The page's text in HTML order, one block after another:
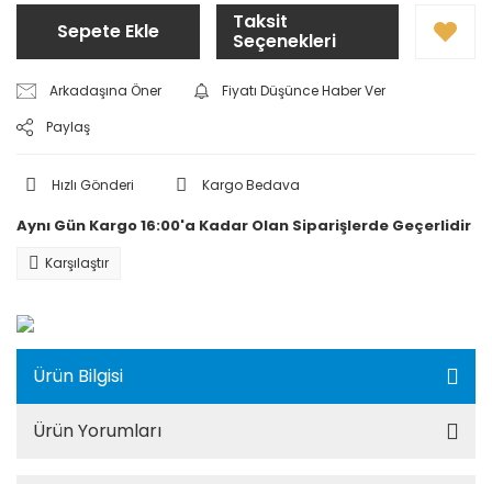
Sepete Ekle Taksit
Seçenekleri
Arkadaşına Öner
Fiyatı Düşünce Haber Ver
Paylaş
Hızlı Gönderi Kargo Bedava
Aynı Gün Kargo 16:00'a Kadar Olan Siparişlerde Geçerlidir
Karşılaştır
Ürün Bilgisi
Ürün Yorumları